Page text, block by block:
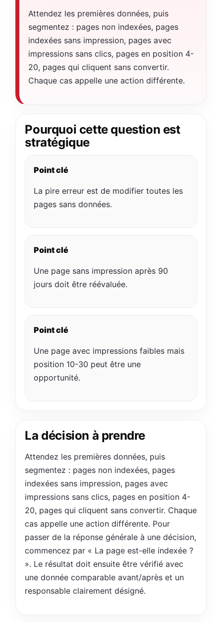
Attendez les premières données, puis
segmentez : pages non indexées, pages
indexées sans impression, pages avec
impressions sans clics, pages en position 4-
20, pages qui cliquent sans convertir.
Chaque cas appelle une action différente.
Pourquoi cette question est
stratégique
Point clé
La pire erreur est de modifier toutes les
pages sans données.
Point clé
Une page sans impression après 90
jours doit être réévaluée.
Point clé
Une page avec impressions faibles mais
position 10-30 peut être une
opportunité.
La décision à prendre
Attendez les premières données, puis
segmentez : pages non indexées, pages
indexées sans impression, pages avec
impressions sans clics, pages en position 4-
20, pages qui cliquent sans convertir. Chaque
cas appelle une action différente. Pour
passer de la réponse générale à une décision,
commencez par « La page est-elle indexée ?
». Le résultat doit ensuite être vérifié avec
une donnée comparable avant/après et un
responsable clairement désigné.